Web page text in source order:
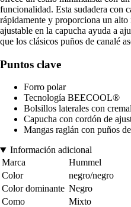
funcionalidad. Esta sudadera con
rápidamente y proporciona un
ajustable en la capucha ayuda a
que los clásicos puños de canalé
Puntos clave
Forro polar
Tecnología BEECOOL®
Bolsillos laterales con
Capucha con cordón de
Mangas raglán con puños
Información adicional
Marca
Hummel
Color
negro/negro
Color dominante Negro
Como
Mixto